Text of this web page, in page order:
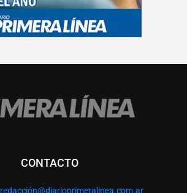
CONTACTO
redacción@diarioprimeralinea.com.ar